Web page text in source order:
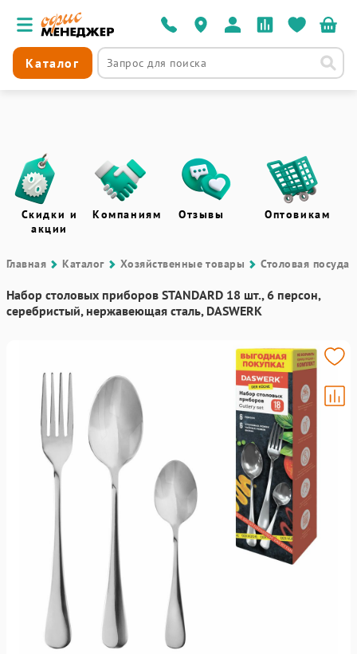
Каталог
Скидки и
акции
Компаниям Отзывы Оптовикам
Главная Каталог Хозяйственные товары Столовая посуда
Набор столовых приборов STANDARD 18 шт., 6 персон,
серебристый, нержавеющая сталь, DASWERK